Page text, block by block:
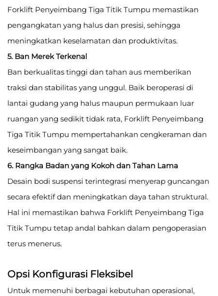
Forklift Penyeimbang Tiga Titik Tumpu memastikan
pengangkatan yang halus dan presisi, sehingga
meningkatkan keselamatan dan produktivitas.
5. Ban Merek Terkenal
Ban berkualitas tinggi dan tahan aus memberikan
traksi dan stabilitas yang unggul. Baik beroperasi di
lantai gudang yang halus maupun permukaan luar
ruangan yang sedikit tidak rata, Forklift Penyeimbang
Tiga Titik Tumpu mempertahankan cengkeraman dan
keseimbangan yang sangat baik.
6. Rangka Badan yang Kokoh dan Tahan Lama
Desain bodi suspensi terintegrasi menyerap guncangan
secara efektif dan meningkatkan daya tahan struktural.
Hal ini memastikan bahwa Forklift Penyeimbang Tiga
Titik Tumpu tetap andal bahkan dalam pengoperasian
terus menerus.
Opsi Konfigurasi Fleksibel
Untuk memenuhi berbagai kebutuhan operasional,